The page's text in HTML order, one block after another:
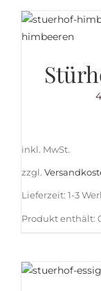
inkl. MwSt.
zzgl.
Lieferzeit: 1-3
Produkt enthält: